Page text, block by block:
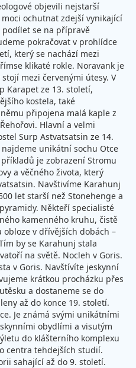
objevili nejstarší
ochutnat zdejší vynikající
podílet se na přípravě
pokračovat v prohlídce
který se nachází mezi
klikaté rokle. Noravank je
mezi červenými útesy. V
Karapet ze 13. století,
kostela, také
připojena malá kaple z
Hlavní a velmi
Surp Astvatsatsin ze 14.
unikátní sochu Otce
je zobrazení Stromu
a věčného života, který
Navštivíme Karahunj
let starší než Stonehenge a
Někteří specialisté
kamenného kruhu, čistě
obloze v dřívějších dobách –
by se Karahunj stala
na světě. Nocleh v Goris.
v Goris. Navštívíte jeskynní
krátkou procházku přes
a dostaneme se do
až do konce 19. století.
Je známá svými unikátními
obydlími a visutým
do klášterního komplexu
centra tehdejších studií.
sahající až do 9. století.